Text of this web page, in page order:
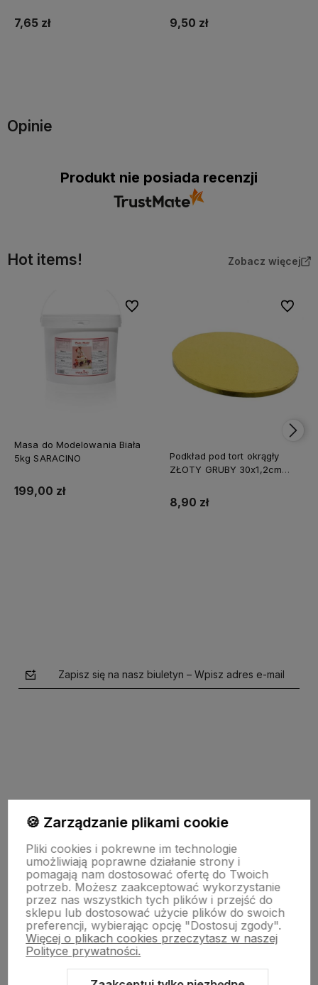
7,65 zł 9,50 zł
Opinie
Produkt nie posiada recenzji
Hot items! Zobacz więcej
Masa do Modelowania Biała
5kg SARACINO
199,00 zł
Do ulubionych
Podkład pod tort okrągły
ZŁOTY GRUBY 30x1,2cm
8,90 zł
Do
Zapisz się na nasz biuletyn – Wpisz adres e-mail
Pomoc
Strony Informacyjne
Moje konto
🍪 Zarządzanie plikami cookie
Pliki cookies i pokrewne im technologie
umożliwiają poprawne działanie strony i
pomagają nam dostosować ofertę do Twoich
potrzeb. Możesz zaakceptować wykorzystanie
przez nas wszystkich tych plików i przejść do
sklepu lub dostosować użycie plików do swoich
preferencji, wybierając opcję "Dostosuj zgody".
Więcej o plikach cookies przeczytasz w naszej
Polityce prywatności.